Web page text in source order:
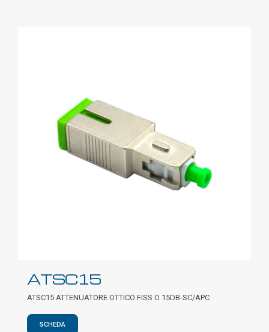
ATSC15
ATSC15 ATTENUATORE OTTICO FISS O 15DB-SC/APC
SCHEDA